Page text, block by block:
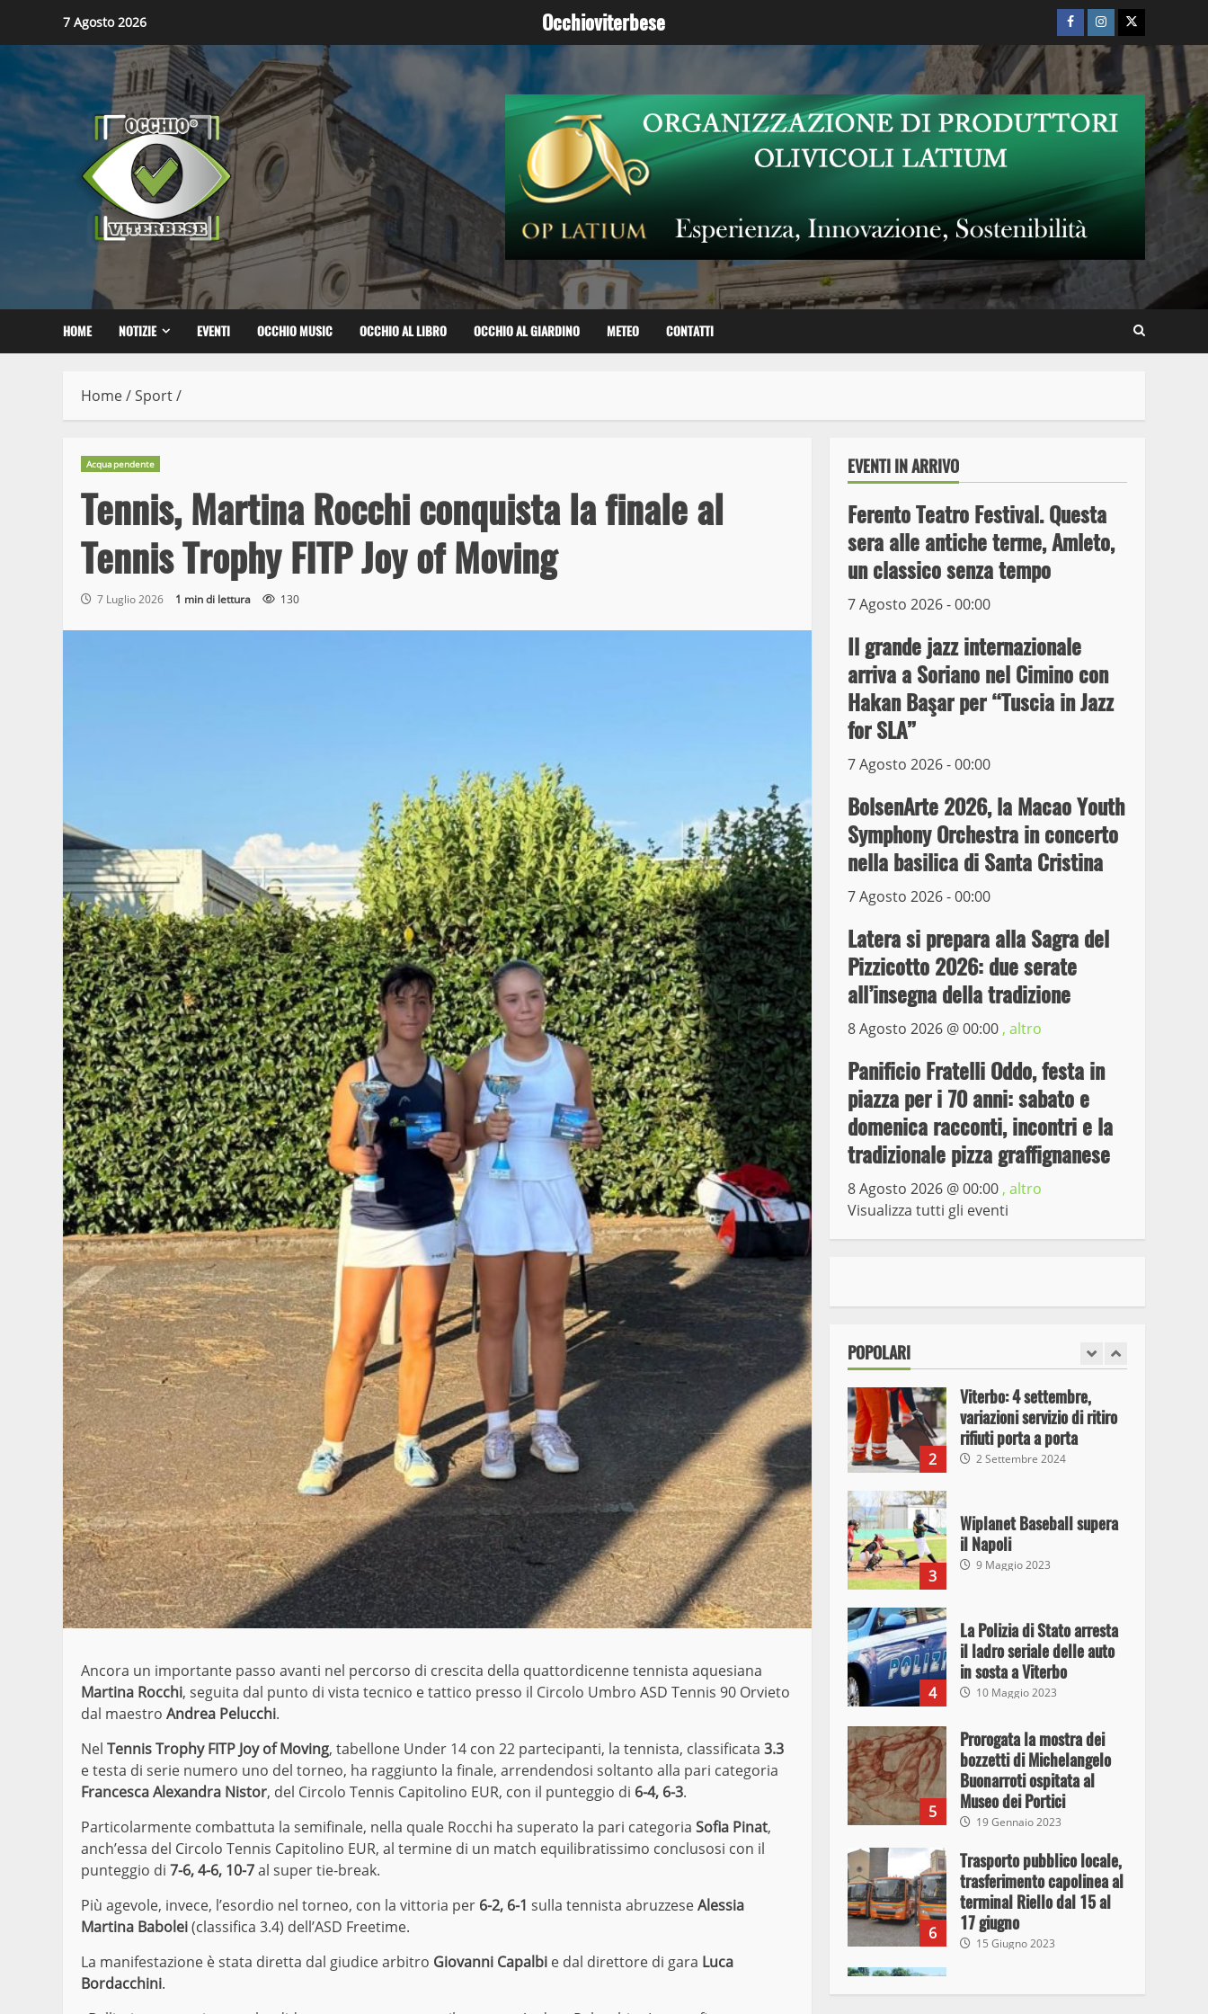
content
7 Agosto 2026 Occhioviterbese Facebook
Instagram
Twitter
HOME NOTIZIE EVENTI OCCHIO MUSIC OCCHIO AL LIBRO OCCHIO AL GIARDINO METEO CONTATTI
Home/Sport/
Acquapendente
Tennis, Martina Rocchi conquista la finale al
Tennis Trophy FITP Joy of Moving
7 Luglio 2026 1 min di lettura 130
Ancora un importante passo avanti nel percorso di crescita della quattordicenne tennista aquesiana
Martina Rocchi, seguita dal punto di vista tecnico e tattico presso il Circolo Umbro ASD Tennis 90 Orvieto
dal maestro Andrea Pelucchi.
Nel Tennis Trophy FITP Joy of Moving, tabellone Under 14 con 22 partecipanti, la tennista, classificata 3.3
e testa di serie numero uno del torneo, ha raggiunto la finale, arrendendosi soltanto alla pari categoria
Francesca Alexandra Nistor, del Circolo Tennis Capitolino EUR, con il punteggio di 6-4, 6-3.
Particolarmente combattuta la semifinale, nella quale Rocchi ha superato la pari categoria Sofia Pinat,
anch’essa del Circolo Tennis Capitolino EUR, al termine di un match equilibratissimo conclusosi con il
punteggio di 7-6, 4-6, 10-7al super tie-break.
Più agevole, invece, l’esordio nel torneo, con la vittoria per 6-2, 6-1 sulla tennista abruzzeseAlessia
Martina Babolei(classifica 3.4) dell’ASD Freetime.
La manifestazione è stata diretta dal giudice arbitro Giovanni Capalbi e dal direttore di gara Luca
Bordacchini.
EVENTI IN ARRIVO
Ferento Teatro Festival. Questa
sera alle antiche terme, Amleto,
un classico senza tempo
7 Agosto 2026 - 00:00
Il grande jazz internazionale
arriva a Soriano nel Cimino con
Hakan Başar per “Tuscia in Jazz
for SLA”
7 Agosto 2026 - 00:00
BolsenArte 2026, la Macao Youth
Symphony Orchestra in concerto
nella basilica di Santa Cristina
7 Agosto 2026 - 00:00
Latera si prepara alla Sagra del
Pizzicotto 2026: due serate
all’insegna della tradizione
8 Agosto 2026 @00:00 , altro
Panificio Fratelli Oddo, festa in
piazza per i 70 anni: sabato e
domenica racconti, incontri e la
tradizionale pizza graffignanese
8 Agosto 2026 @00:00 , altro
Visualizza tutti gli eventi
POPOLARI
Wiplanet Baseball supera
il Napoli
4
La Polizia di Stato arresta
il ladro seriale delle auto
in sosta a Viterbo
10 Maggio 2023
5
Prorogata la mostra dei
bozzetti di Michelangelo
Buonarroti ospitata al
Museo dei Portici
19 Gennaio 2023
6
Trasporto pubblico locale,
terminal Riello dal 15 al
17 giugno
15 Giugno 2023
7
Giochi Sportivi
Studenteschi di Atletica a
Viterbo
10 Maggio 2023
fini di spaccio di sostanze
2
Viterbo: 4 settembre,
variazioni servizio di ritiro
rifiuti porta a porta
2 Settembre 2024
3
Wiplanet Baseball supera
il Napoli
9 Maggio 2023
4
La Polizia di Stato arresta
il ladro seriale delle auto
in sosta a Viterbo
10 Maggio 2023
5
Prorogata la mostra dei
bozzetti di Michelangelo
Buonarroti ospitata al
Museo dei Portici
19 Gennaio 2023
6
Trasporto pubblico locale,
trasferimento capolinea al
terminal Riello dal 15 al
17 giugno
15 Giugno 2023
Giochi Sportivi